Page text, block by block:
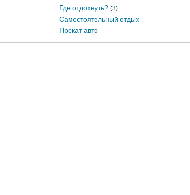
Где отдохнуть? (3)
Самостоятельный отдых
Прокат авто